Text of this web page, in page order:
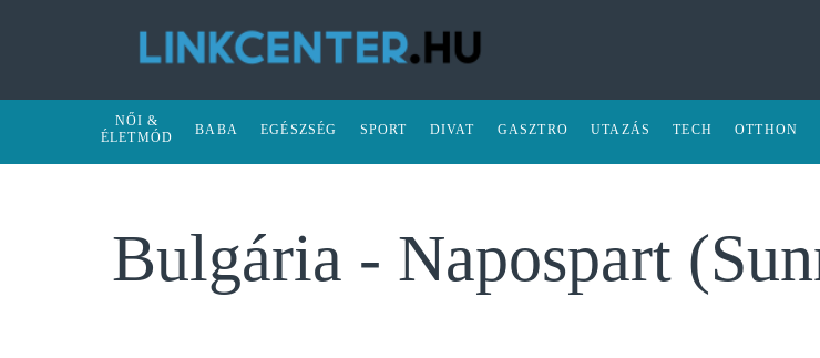
NŐI &
ÉLETMÓD
BABA EGÉSZSÉG SPORT DIVAT GASZTRO UTAZÁS TECH OTTHON
Bulgária - Napospart